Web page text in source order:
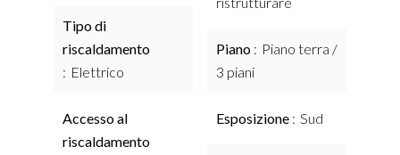
Tipo di
riscaldamento
Elettrico
Accesso al
riscaldamento
Piano
Piano terra /
3 piani
Esposizione Sud